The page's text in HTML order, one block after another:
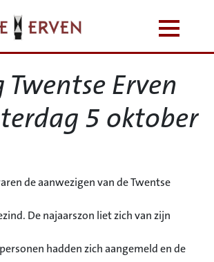
Twentse Erven
5 oktober
de aanwezigen van de Twentse
De najaarszon liet zich van zijn
hadden zich aangemeld en de